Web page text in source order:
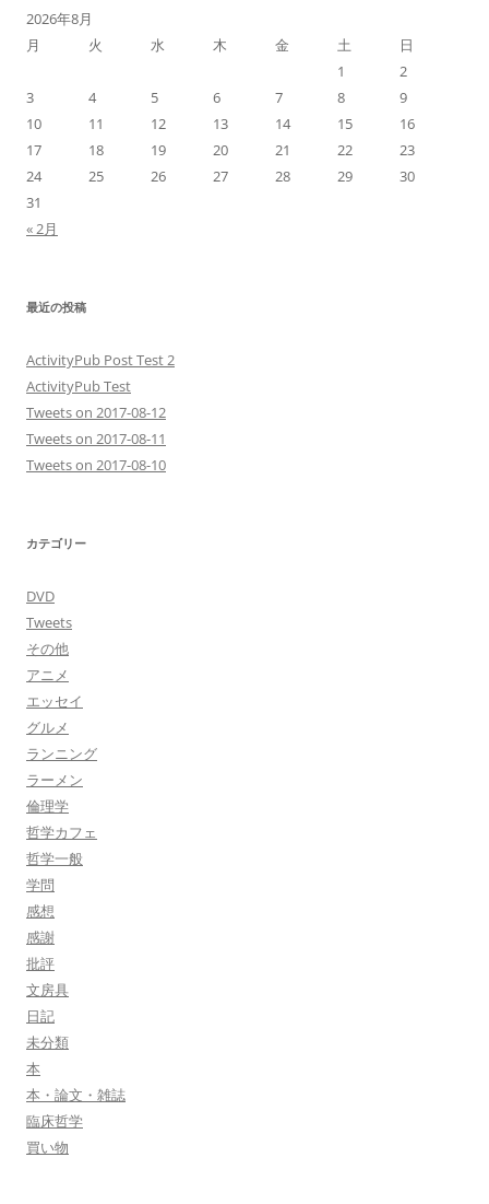
2026年8月
月
火 水 木 金 土
日
1
2
3
4 5 6 7 8
9
10
11 12 13 14 15
16
17
18 19 20 21 22
23
24
25 26 27 28 29
30
31
« 2月
最近の投稿
ActivityPub Post Test 2
ActivityPub Test
Tweets on 2017-08-12
Tweets on 2017-08-11
Tweets on 2017-08-10
カテゴリー
DVD
Tweets
その他
アニメ
エッセイ
グルメ
ランニング
ラーメン
倫理学
哲学カフェ
哲学一般
学問
感想
感謝
批評
文房具
日記
未分類
本
本・論文・雑誌
臨床哲学
買い物